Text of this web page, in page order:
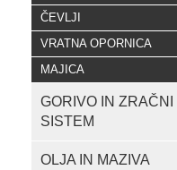
ČEVLJI
VRATNA OPORNICA
MAJICA
GORIVO IN ZRAČNI
SISTEM
OLJA IN MAZIVA